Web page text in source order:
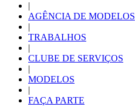
|
AGÊNCIA DE MODELOS
|
TRABALHOS
|
CLUBE DE SERVIÇOS
|
MODELOS
|
FAÇA PARTE